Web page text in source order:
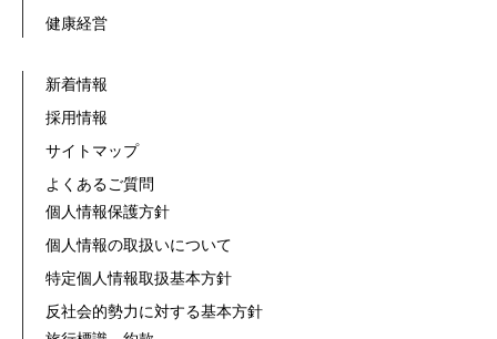
健康経営
新着情報
採用情報
サイトマップ
よくあるご質問
個人情報保護方針
個人情報の取扱いについて
特定個人情報取扱基本方針
反社会的勢力に対する基本方針